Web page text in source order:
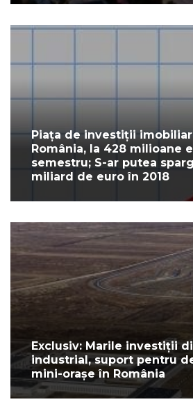
Piața de investiții
România, la 428 milioane
semestru; S-ar putea
miliard de euro în 2018
Exclusiv: Marile investiții
industrial, suport pentru
mini-orașe în România